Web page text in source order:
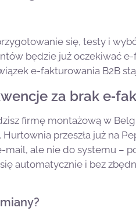
się, testy i
będzie już oczekiwać e-
e-fakturowania B2B
za brak
firmę montażową w
przeszła już na
mail, ale nie do systemu –
automatycznie i bez